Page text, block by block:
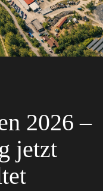
2026 –
jetzt